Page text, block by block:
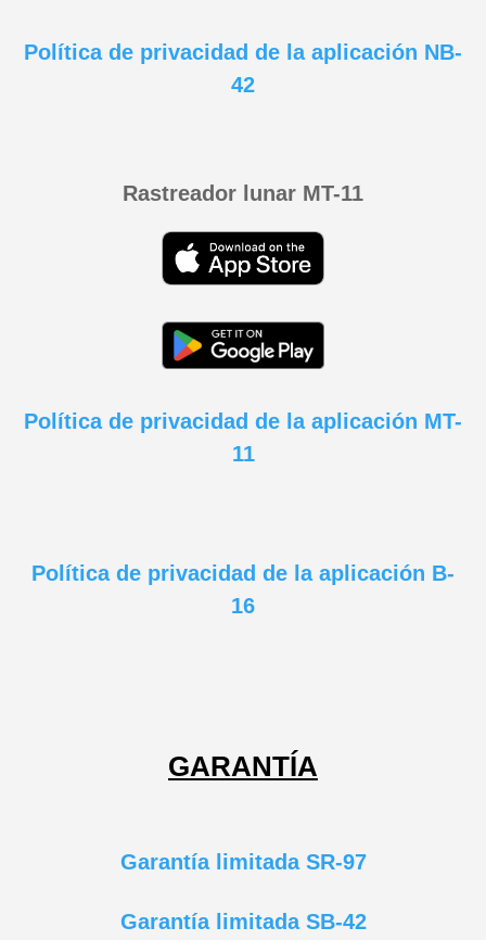
Política de privacidad de la aplicación NB-
42
Rastreador lunar MT-11
Política de privacidad de la aplicación MT-
11
Política de privacidad de la aplicación B-
16
GARANTÍA
Garantía limitada SR-97
Garantía limitada SB-42